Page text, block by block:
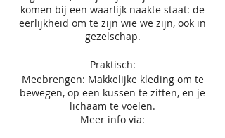
komen bij een waarlijk naakte staat: de
eerlijkheid om te zijn wie we zijn, ook in
gezelschap.
Praktisch:
Meebrengen: Makkelijke kleding om te
bewegen, op een kussen te zitten, en je
lichaam te voelen.
Meer info via: